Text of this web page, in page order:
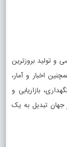
و تولید بروزترین
اخبار و آمار،
بازاریابی و
جهان تبدیل به یک